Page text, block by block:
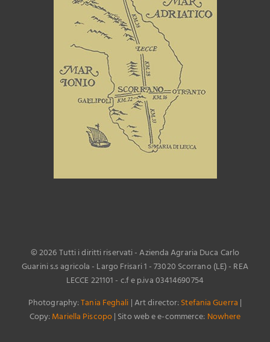
©2026 Tutti i diritti riservati - Azienda Agraria Duca Carlo
Guarini s.s agricola - Largo Frisari 1 - 73020 Scorrano (LE) - REA
LECCE 221101 - c.f e p.iva 03414690754
Photography:Tania Feghali | Art director:Stefania Guerra |
Copy:Mariella Piscopo| Sito web e e-commerce: Nowhere